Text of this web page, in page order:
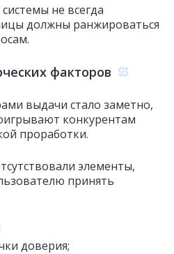
не всегда
должны ранжироваться
факторов
выдачи стало заметно,
конкурентам
проработки.
элементы,
принять
доверия;